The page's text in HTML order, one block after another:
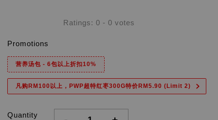
Ratings: 0 - 0 votes
Promotions
营养汤包 - 6包以上折扣10%
凡购RM100以上，PWP超特红枣300G特价RM5.90 (Limit 2)
Quantity